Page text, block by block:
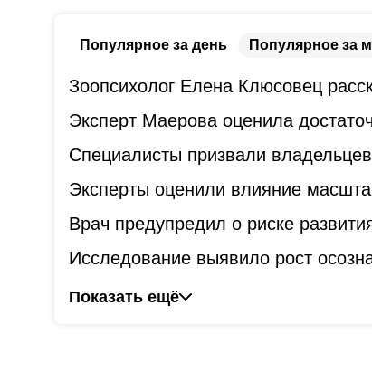
Популярное за день Популярное за
Зоопсихолог Елена Клюсовец
Эксперт Маерова оценила
Специалисты призвали
Эксперты оценили влияние
Врач предупредил о риске
Исследование выявило рост
Показать ещё